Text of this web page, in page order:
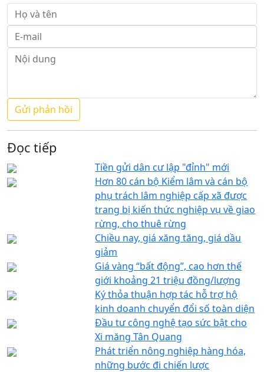
Đọc tiếp
Tiền gửi dân cư lập "đỉnh" mới
Hơn 80 cán bộ Kiểm lâm và cán bộ
phụ trách lâm nghiệp cấp xã được
trang bị kiến thức nghiệp vụ về giao
rừng, cho thuê rừng
Chiều nay, giá xăng tăng, giá dầu
giảm
Giá vàng “bất động”, cao hơn thế
giới khoảng 21 triệu đồng/lượng
Ký thỏa thuận hợp tác hỗ trợ hộ
kinh doanh chuyển đổi số toàn diện
Đầu tư công nghệ tạo sức bật cho
Xi măng Tân Quang
Phát triển nông nghiệp hàng hóa,
những bước đi chiến lược